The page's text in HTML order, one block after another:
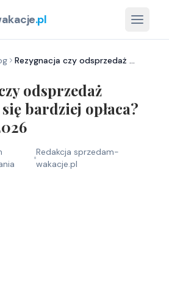
.pl
Rezygnacja czy odsprzedaż wakacji - co się bardziej opłaca? Kalkulator 2026
odsprzedaż
bardziej opłaca?
Redakcja sprzedam-
wakacje.pl